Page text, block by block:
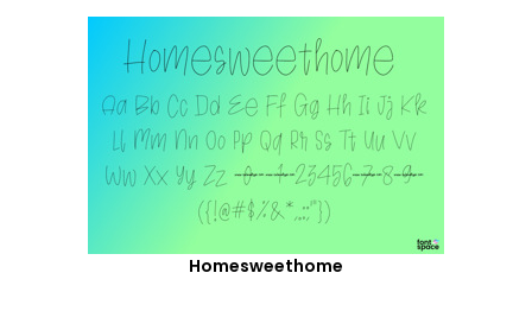
Homesweethome